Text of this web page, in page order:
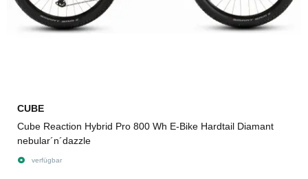
CUBE
Cube Reaction Hybrid Pro 800 Wh E-Bike Hardtail Diamant
nebular´n´dazzle
verfügbar